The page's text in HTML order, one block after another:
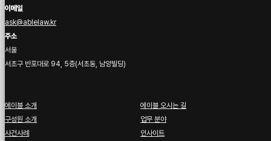
이메일
ask@ablelaw.kr
주소
서울
서초구 반포대로 94, 5층(서초동, 남양빌딩)
에이블 소개
에이블 오시는 길
구성원 소개
업무 분야
사건사례
인사이트